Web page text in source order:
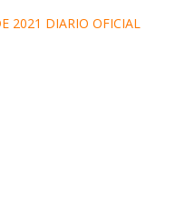
2021 DIARIO OFICIAL